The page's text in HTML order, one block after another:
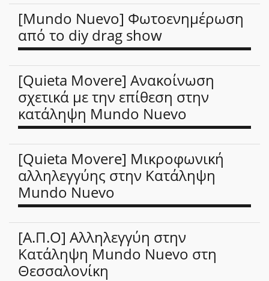
[Mundo Nuevo] Φωτοενημέρωση
από το diy drag show
[Quieta Movere] Ανακοίνωση
σχετικά με την επίθεση στην
κατάληψη Mundo Nuevo
[Quieta Movere] Μικροφωνική
αλληλεγγύης στην Κατάληψη
Mundo Nuevo
[Α.Π.Ο] Αλληλεγγύη στην
Κατάληψη Mundo Nuevo στη
Θεσσαλονίκη